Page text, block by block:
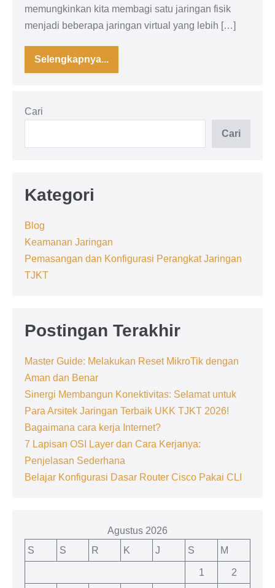
memungkinkan kita membagi satu jaringan fisik
menjadi beberapa jaringan virtual yang lebih […]
Selengkapnya...
VLAN:
Pengertian,
Praktikum
Cari
Cari
Kategori
Blog
Keamanan Jaringan
Pemasangan dan Konfigurasi Perangkat Jaringan
TJKT
Postingan Terakhir
Master Guide: Melakukan Reset MikroTik dengan
Aman dan Benar
Sinergi Membangun Konektivitas: Selamat untuk
Para Arsitek Jaringan Terbaik UKK TJKT 2026!
Bagaimana cara kerja Internet?
7 Lapisan OSI Layer dan Cara Kerjanya:
Penjelasan Sederhana
Belajar Konfigurasi Dasar Router Cisco Pakai CLI
Agustus 2026
S
S R K J S M
1 2